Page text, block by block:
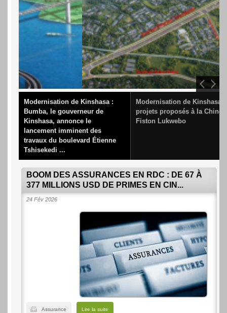
MODERNISATION DE KINSHASA :
BUMBA, LE GOUVERNEUR DE
KINSHASA, ANNONCE LE LANCEMENT
IMMINENT DES TRAVAUX DU
BOULEVARD ÉTIENNE TSHISEKEDI
Modernisation de Kinshasa :
Bumba, le gouverneur de
Kinshasa, annonce le
lancement imminent des
travaux du boulevard Étienne
Tshisekedi ...
Modernisation de Kinshasa :
projets proposés à la Chine
Fiston Lukwebo
BOOM DES ASSURANCES EN RDC : DE 67 À
377 MILLIONS USD DE PRIMES EN CIN...
24 Fév 2026
Assurance Lire la suite